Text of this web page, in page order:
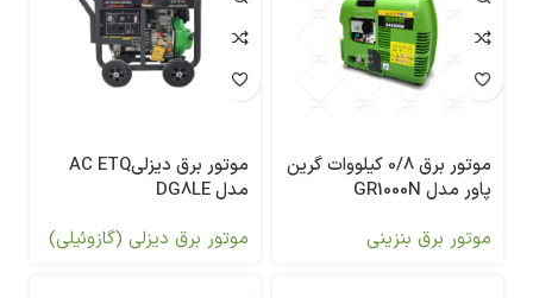
موتور برق 0/8 کیلووات گرین
پاور مدل GR1000N
موتور برق بنزینی
موتور برق دیزلیAC ETQ
مدل DG8LE
موتور برق دیزلی (گازوئیلی)